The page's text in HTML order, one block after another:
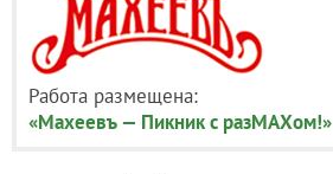
Работа размещена:
«Махеевъ — Пикник с разМАХом!»